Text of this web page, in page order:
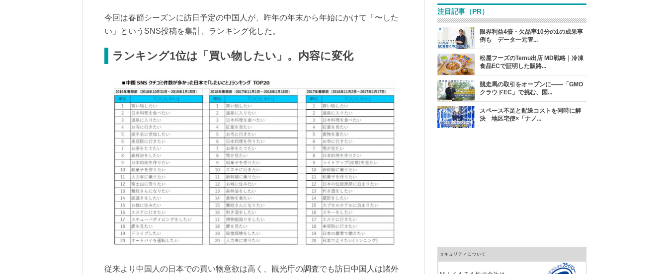
今回は春節シーズンに訪日予定の中国人が、昨年の年末から年始にかけて「〜した
い」というSNS投稿を集計、ランキング化した。
ランキング1位は「買い物したい」。内容に変化
従来より中国人の日本での買い物意欲は高く、観光庁の調査でも訪日中国人は諸外
注目記事（PR）
限界利益4倍・欠品率10分の1の成果事
例も データ一元管...
松屋フーズのTemu出店 MD戦略｜冷凍
食品ECで証明した販路...
競走馬の取引をオープンに――「GMO
クラウドEC」で挑む、国...
スペース不足と配送コストを同時に解
決 地区宅便×「ナノ...